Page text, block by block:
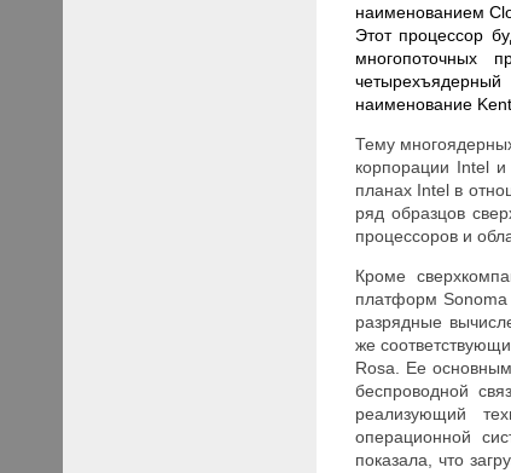
наименованием
Этот процессор
многопоточных
наименование
Тему
корпорации Intel
планах Intel в
ряд образцов
процессоров и
Кроме
платформ Sonoma
разрядные
же
Rosa . Ее
беспроводной
реализующий
операционной
показала, что